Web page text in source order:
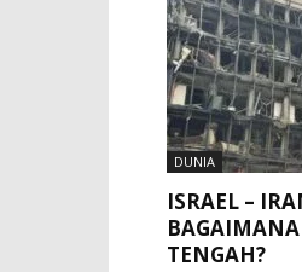
DUNIA
ISRAEL –
TENGAH?